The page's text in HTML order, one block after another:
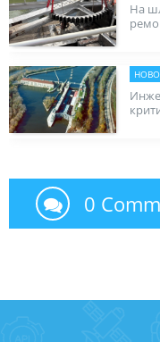
На
0